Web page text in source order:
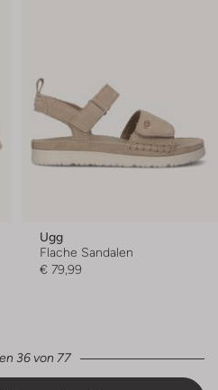
Ugg
Flache Sandalen
€ 79,99
36 von 77